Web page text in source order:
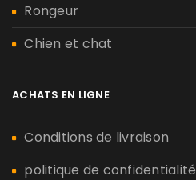
Rongeur
Chien et chat
ACHATS EN LIGNE
Conditions de livraison
politique de confidentialité